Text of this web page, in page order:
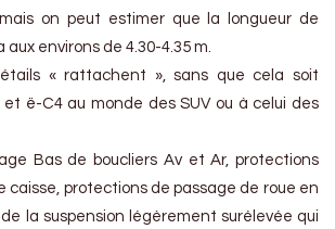
on peut estimer que la longueur de
environs de 4.30-4.35 m.
« rattachent », sans que cela soit
ë-C4 au monde des SUV ou à celui des
Bas de boucliers Av et Ar, protections
caisse, protections de passage de roue en
la suspension légèrement surélevée qui